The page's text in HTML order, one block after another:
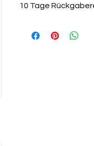
10 Tage
retourniert oder